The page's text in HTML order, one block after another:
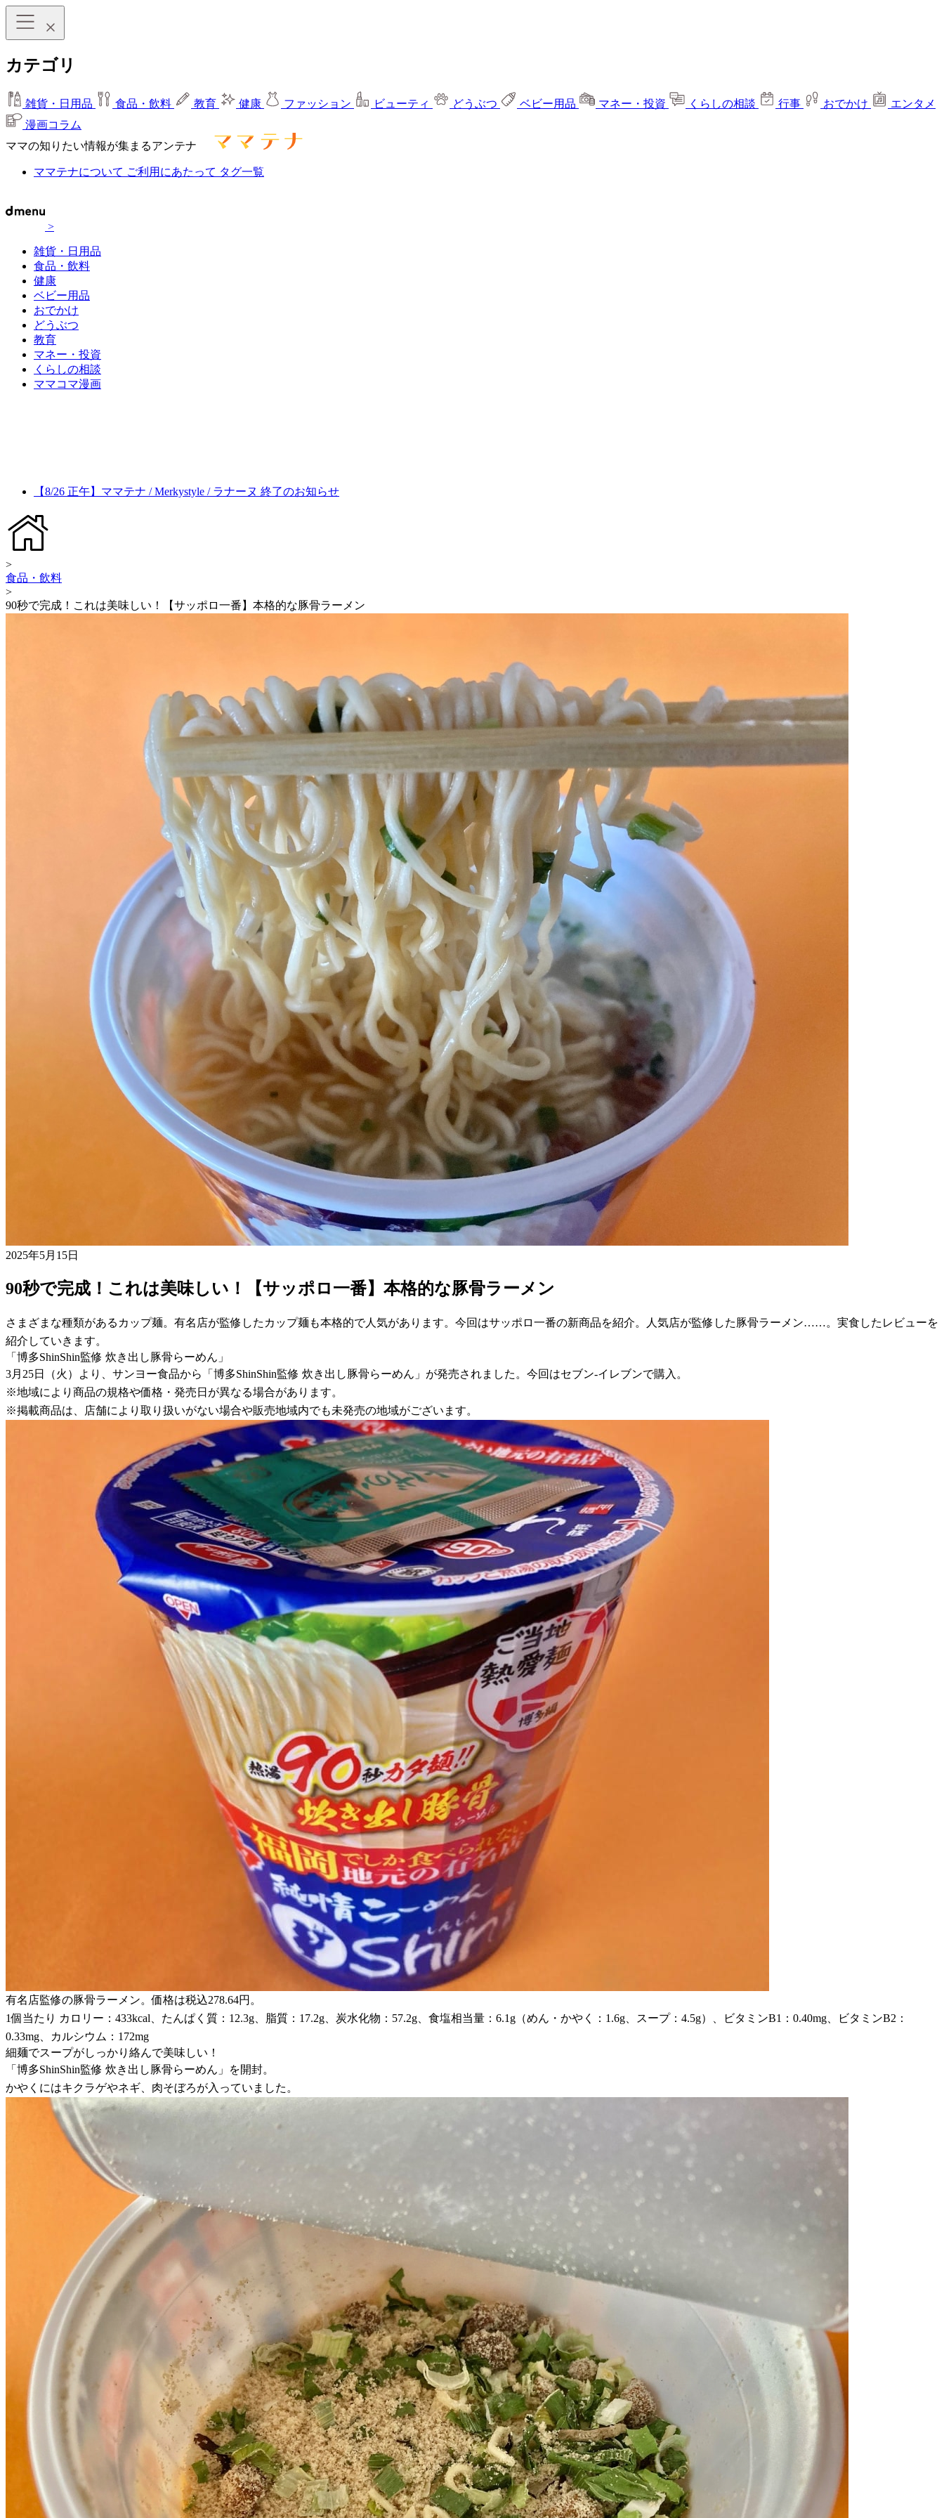
カテゴリ
雑貨・日用品 食品・飲料 教育 健康 ファッション ビューティ どうぶつ ベビー用品 マネー・投資 くらしの相談 行事 おでかけ
エンタメ
漫画コラム
ママの知りたい情報が集まるアンテナ
ママテナについて ご利用にあたって タグ一覧
>
雑貨・日用品
食品・飲料
健康
ベビー用品
おでかけ
どうぶつ
教育
マネー・投資
くらしの相談
ママコマ漫画
【8/26 正午】ママテナ / Merkystyle / ラナーヌ 終了のお知らせ
>
食品・飲料
>
90秒で完成！これは美味しい！【サッポロ一番】本格的な豚骨ラーメン
2025年5月15日
90秒で完成！これは美味しい！【サッポロ一番】本格的な豚骨ラーメン
さまざまな種類があるカップ麺。有名店が監修したカップ麺も本格的で人気があります。今回はサッポロ一番の新商品を紹介。人気店が監修した豚骨ラーメン……。実食したレビューを
紹介していきます。
「博多ShinShin監修 炊き出し豚骨らーめん」
3月25日（火）より、サンヨー食品から「博多ShinShin監修 炊き出し豚骨らーめん」が発売されました。今回はセブン-イレブンで購入。
※地域により商品の規格や価格・発売日が異なる場合があります。
※掲載商品は、店舗により取り扱いがない場合や販売地域内でも未発売の地域がございます。
有名店監修の豚骨ラーメン。価格は税込278.64円。
1個当たり カロリー：433kcal、たんぱく質：12.3g、脂質：17.2g、炭水化物：57.2g、食塩相当量：6.1g（めん・かやく：1.6g、スープ：4.5g）、ビタミンB1：0.40mg、ビタミンB2：
0.33mg、カルシウム：172mg
細麺でスープがしっかり絡んで美味しい！
「博多ShinShin監修 炊き出し豚骨らーめん」を開封。
かやくにはキクラゲやネギ、肉そぼろが入っていました。